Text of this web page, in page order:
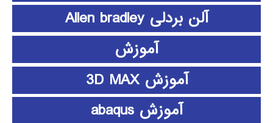
آلن بردلی Allen bradley
آموزش
آموزش 3D MAX
آموزش abaqus